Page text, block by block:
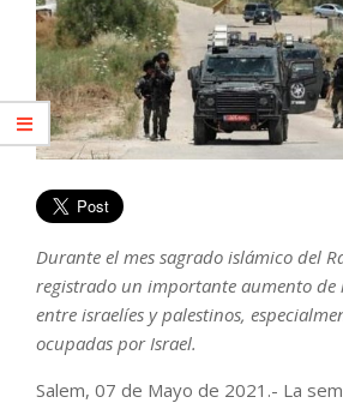
Durante el mes sagrado islámico del
registrado un importante aumento de
entre israelíes y palestinos,
ocupadas por Israel.
Salem, 07 de Mayo de 2021.- La